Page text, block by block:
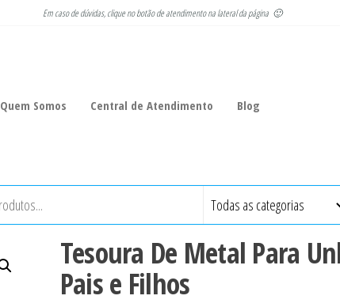
Em caso de dúvidas, clique no botão de atendimento na lateral da página 🙂
Quem Somos Central de Atendimento Blog
Tesoura De Metal Para
Pais e Filhos